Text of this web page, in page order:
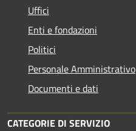
Uffici
Enti e fondazioni
Politici
Personale Amministrativo
Documenti e dati
CATEGORIE DI SERVIZIO